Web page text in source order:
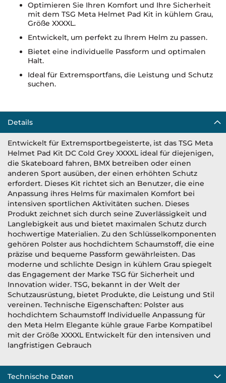
Optimieren Sie Ihren Komfort und Ihre Sicherheit
mit dem TSG Meta Helmet Pad Kit in kühlem Grau,
Größe XXXXL.
Entwickelt, um perfekt zu Ihrem Helm zu passen.
Bietet eine individuelle Passform und optimalen
Halt.
Ideal für Extremsportfans, die Leistung und Schutz
suchen.
Details
Entwickelt für Extremsportbegeisterte, ist das TSG Meta
Helmet Pad Kit DC Cold Grey XXXXL ideal für diejenigen,
die Skateboard fahren, BMX betreiben oder einen
anderen Sport ausüben, der einen erhöhten Schutz
erfordert. Dieses Kit richtet sich an Benutzer, die eine
Anpassung ihres Helms für maximalen Komfort bei
intensiven sportlichen Aktivitäten suchen. Dieses
Produkt zeichnet sich durch seine Zuverlässigkeit und
Langlebigkeit aus und bietet maximalen Schutz durch
hochwertige Materialien. Zu den Schlüsselkomponenten
gehören Polster aus hochdichtem Schaumstoff, die eine
präzise und bequeme Passform gewährleisten. Das
moderne und schlichte Design in kühlem Grau spiegelt
das Engagement der Marke TSG für Sicherheit und
Innovation wider. TSG, bekannt in der Welt der
Schutzausrüstung, bietet Produkte, die Leistung und Stil
vereinen. Technische Eigenschaften: Polster aus
hochdichtem Schaumstoff Individuelle Anpassung für
den Meta Helm Elegante kühle graue Farbe Kompatibel
mit der Größe XXXXL Entwickelt für den intensiven und
langfristigen Gebrauch
Technische Daten